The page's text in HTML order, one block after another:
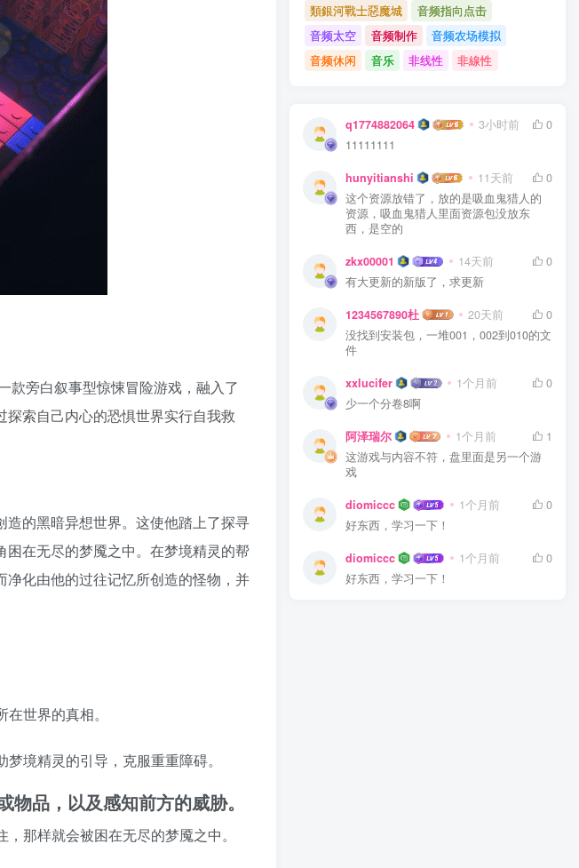
款旁白叙事型惊悚冒险游戏，融入了
索自己内心的恐惧世界实行自我救
的黑暗异想世界。这使他踏上了探寻
在无尽的梦魇之中。在梦境精灵的帮
化由他的过往记忆所创造的怪物，并
世界的真相。
境精灵的引导，克服重重障碍。
品，以及感知前方的威胁。
那样就会被困在无尽的梦魇之中。
類銀河戰士惡魔城
音频指向点击
音频太空
音频制作
音频农场模拟
音频休闲
音乐 非线性 非線性
q1774882064 3小时前
0
11111111
hunyitianshi 11天前
0
这个资源放错了，放的是吸血鬼猎人的
资源，吸血鬼猎人里面资源包没放东
西，是空的
zkx00001 14天前
0
有大更新的新版了，求更新
1234567890杜 20天前
0
没找到安装包，一堆001，002到010的文
件
xxlucifer 1个月前
0
少一个分卷8啊
阿泽瑞尔 1个月前
1
这游戏与内容不符，盘里面是另一个游
戏
diomiccc 1个月前
0
好东西，学习一下！
diomiccc 1个月前
0
好东西，学习一下！